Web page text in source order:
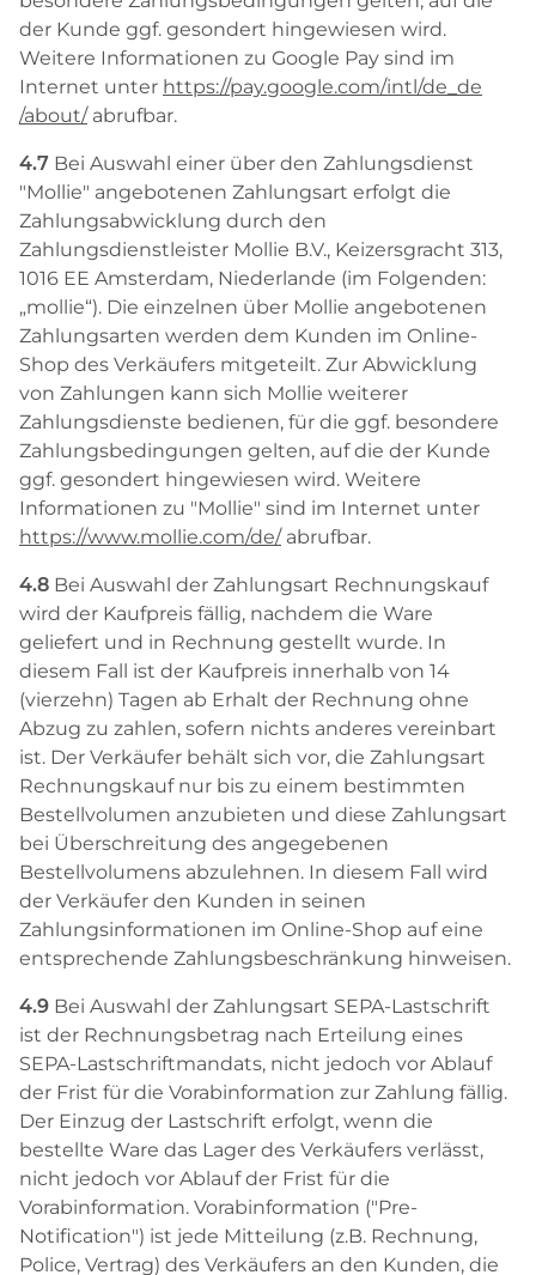
der Kunde ggf. gesondert hingewiesen wird.
Weitere Informationen zu Google Pay sind im
Internet unter https://pay.google.com/intl/de_de
/about/abrufbar.
4.7 Bei Auswahl einer über den Zahlungsdienst
"Mollie" angebotenen Zahlungsart erfolgt die
Zahlungsabwicklung durch den
Zahlungsdienstleister Mollie B.V., Keizersgracht 313,
1016 EE Amsterdam, Niederlande (im Folgenden:
„mollie“). Die einzelnen über Mollie angebotenen
Zahlungsarten werden dem Kunden im Online-
Shop des Verkäufers mitgeteilt. Zur Abwicklung
von Zahlungen kann sich Mollie weiterer
Zahlungsdienste bedienen, für die ggf. besondere
Zahlungsbedingungen gelten, auf die der Kunde
ggf. gesondert hingewiesen wird. Weitere
Informationen zu "Mollie" sind im Internet unter
https://www.mollie.com/de/abrufbar.
4.8 Bei Auswahl der Zahlungsart Rechnungskauf
wird der Kaufpreis fällig, nachdem die Ware
geliefert und in Rechnung gestellt wurde. In
diesem Fall ist der Kaufpreis innerhalb von 14
(vierzehn) Tagen ab Erhalt der Rechnung ohne
Abzug zu zahlen, sofern nichts anderes vereinbart
ist. Der Verkäufer behält sich vor, die Zahlungsart
Rechnungskauf nur bis zu einem bestimmten
Bestellvolumen anzubieten und diese Zahlungsart
bei Überschreitung des angegebenen
Bestellvolumens abzulehnen. In diesem Fall wird
der Verkäufer den Kunden in seinen
Zahlungsinformationen im Online-Shop auf eine
entsprechende Zahlungsbeschränkung hinweisen.
4.9 Bei Auswahl der Zahlungsart SEPA-Lastschrift
ist der Rechnungsbetrag nach Erteilung eines
SEPA-Lastschriftmandats, nicht jedoch vor Ablauf
der Frist für die Vorabinformation zur Zahlung fällig.
Der Einzug der Lastschrift erfolgt, wenn die
bestellte Ware das Lager des Verkäufers verlässt,
nicht jedoch vor Ablauf der Frist für die
Vorabinformation. Vorabinformation ("Pre-
Notification") ist jede Mitteilung (z.B. Rechnung,
Police, Vertrag) des Verkäufers an den Kunden, die